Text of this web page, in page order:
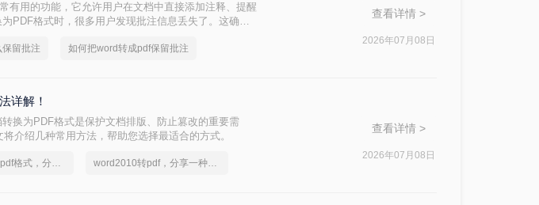
有用的功能，它允许用户在文档中直接添加注释、提醒
PDF格式时，很多用户发现批注信息丢失了。这确实
留批注 如何把word转成pdf保留批注
查看详情 >
2026年07月08日
详解！
换为PDF格式是保护文档排版、防止篡改的重要需
介绍几种常用方法，帮助您选择最适合的方式。
怎么将Word转pdf格式，分享一种简单的方法 word2010转pdf，分享一种简单的方法
查看详情 >
2026年07月08日